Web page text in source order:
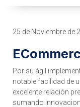
25 de Noviembre de
Por su ágil
notable facilidad de
excelente relación
sumando